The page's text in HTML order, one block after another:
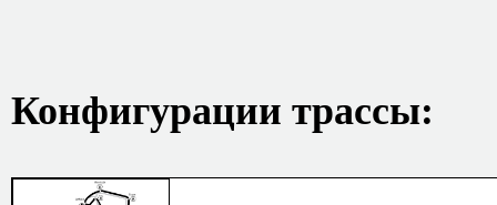
Конфигурации трассы: